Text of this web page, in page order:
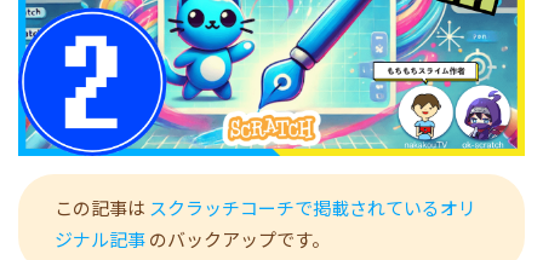
この記事は スクラッチコーチで掲載されているオリ
ジナル記事のバックアップです。